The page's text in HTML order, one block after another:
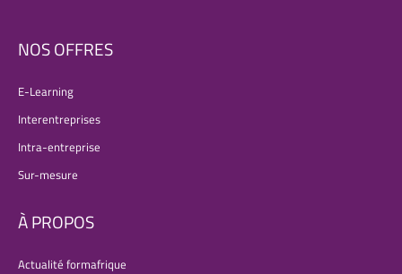
NOS OFFRES
E-Learning
Interentreprises
Intra-entreprise
Sur-mesure
À PROPOS
Actualité formafrique